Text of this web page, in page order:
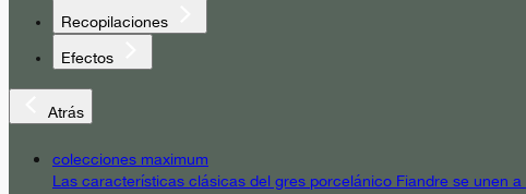
Recopilaciones
Efectos
Atrás
colecciones maximum
Las características clásicas del gres porcelánico Fiandre se unen